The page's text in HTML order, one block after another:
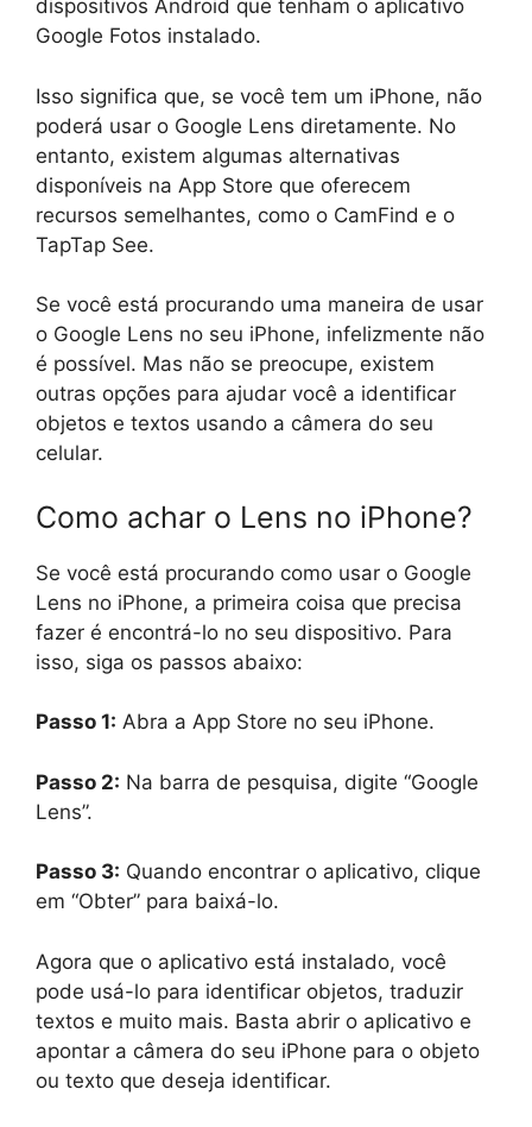
dispositivos Android que tenham o aplicativo
Google Fotos instalado.
Isso significa que, se você tem um iPhone, não
poderá usar o Google Lens diretamente. No
entanto, existem algumas alternativas
disponíveis na App Store que oferecem
recursos semelhantes, como o CamFind e o
TapTap See.
Se você está procurando uma maneira de usar
o Google Lens no seu iPhone, infelizmente não
é possível. Mas não se preocupe, existem
outras opções para ajudar você a identificar
objetos e textos usando a câmera do seu
celular.
Como achar o Lens no iPhone?
Se você está procurando como usar o Google
Lens no iPhone, a primeira coisa que precisa
fazer é encontrá-lo no seu dispositivo. Para
isso, siga os passos abaixo:
Passo 1: Abra a App Store no seu iPhone.
Passo 2: Na barra de pesquisa, digite “Google
Lens”.
Passo 3: Quando encontrar o aplicativo, clique
em “Obter” para baixá-lo.
Agora que o aplicativo está instalado, você
pode usá-lo para identificar objetos, traduzir
textos e muito mais. Basta abrir o aplicativo e
apontar a câmera do seu iPhone para o objeto
ou texto que deseja identificar.